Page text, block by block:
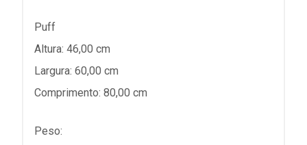
Puff
Altura: 46,00 cm
Largura: 60,00 cm
Comprimento: 80,00 cm
Peso: